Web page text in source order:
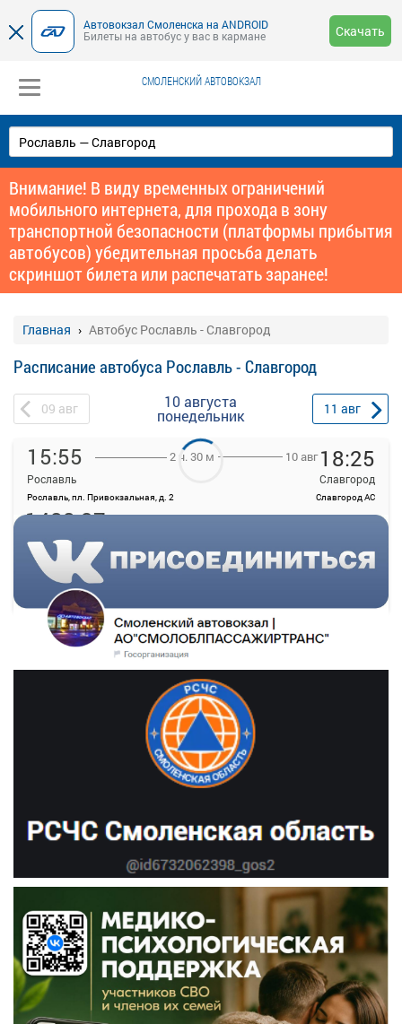
Автовокзал Смоленска на ANDROID
Билеты на автобус у вас в кармане
Скачать
СМОЛЕНСКИЙ АВТОВОКЗАЛ
Внимание! В виду временных ограничений
мобильного интернета, для прохода в зону
транспортной безопасности (платформы прибытия
автобусов) убедительная просьба делать
скриншот билета или распечатать заранее!
Главная Автобус Рославль - Славгород
Расписание автобуса Рославль - Славгород
09 авг 10 августа
понедельник 11 авг
15:55
Рославль
Рославль, пл. Привокзальная, д. 2
2 ч. 30 м 10 авг 18:25
Славгород
Славгород АС
Детали рейса
1488.37
20 свободных мест